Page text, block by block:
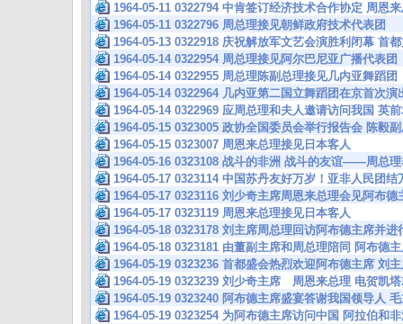
1964-05-11 0322794 中肯签订经济技术合作协定 周恩
1964-05-11 0322796 周总理接见朝鲜政府技术代表团
1964-05-13 0322918 庆祝解放军文艺会演胜利闭幕 首
1964-05-14 0322954 周总理接见阿尔巴尼亚广播代表团
1964-05-14 0322955 周总理陈副总理接见几内亚舞蹈团
1964-05-14 0322964 几内亚第二国立舞蹈团在京首次
1964-05-14 0322969 应周总理和夫人邀请访问我国 英
1964-05-15 0323005 政协全国委员会举行报告会 陈毅
1964-05-15 0323007 周恩来总理接见日本客人
1964-05-16 0323108 战斗的非洲 战斗的友谊——周总
1964-05-17 0323114 中国苏丹友好万岁！亚非人民团
1964-05-17 0323116 刘少奇主席周恩来总理会见阿布德
1964-05-17 0323119 周恩来总理接见日本客人
1964-05-18 0323178 刘主席周总理回访阿布德主席并
1964-05-18 0323181 由董副主席和周总理陪同 阿布德
1964-05-19 0323236 首都盛会热烈欢迎阿布德主席 刘
1964-05-19 0323239 刘少奇主席 周恩来总理 电贺凯
1964-05-19 0323240 阿布德主席盛宴答谢我国领导人
1964-05-19 0323254 为阿布德主席访问中国 阿拉伯和